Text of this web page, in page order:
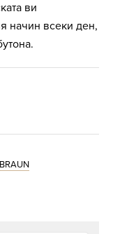
ви
начин всеки ден,
BRAUN